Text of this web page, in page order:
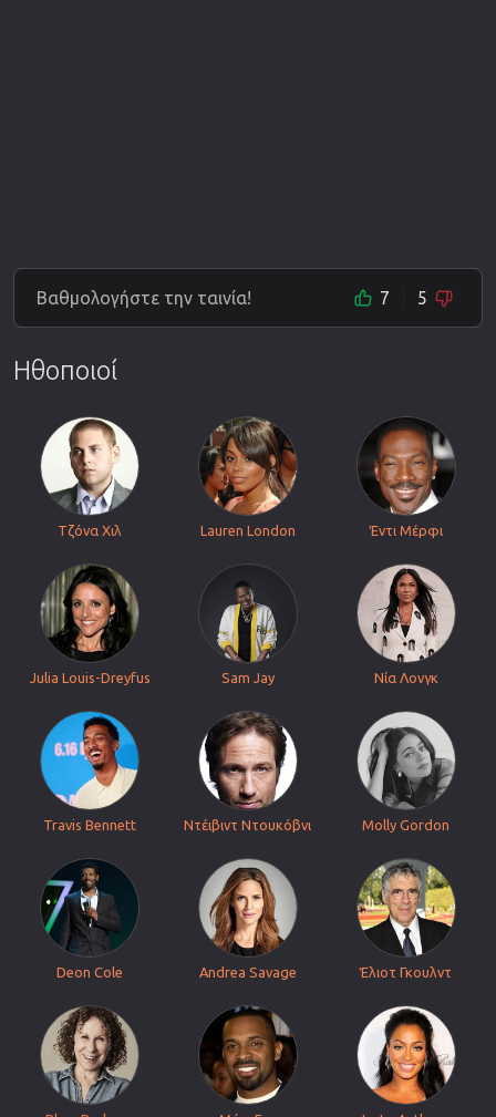
Βαθμολογήστε την ταινία! 7 5
Ηθοποιοί
Τζόνα Χιλ Lauren London Έντι Μέρφι
Julia Louis-Dreyfus Sam Jay Νία Λονγκ
Travis Bennett Ντέιβιντ Ντουκόβνι Molly Gordon
Deon Cole Andrea Savage Έλιοτ Γκουλντ